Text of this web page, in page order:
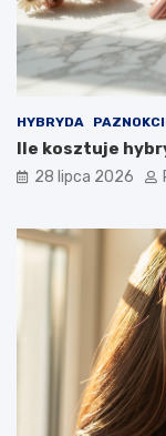
HYBRYDA
Ile kosztuje
28 lipca 2026